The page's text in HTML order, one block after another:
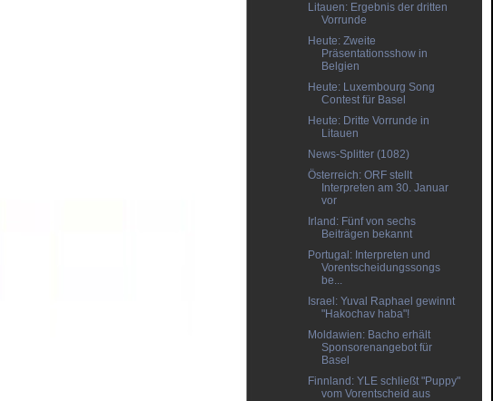
Litauen: Ergebnis der dritten
Vorrunde
Heute: Zweite
Präsentationsshow in
Belgien
Heute: Luxembourg Song
Contest für Basel
Heute: Dritte Vorrunde in
Litauen
News-Splitter (1082)
Österreich: ORF stellt
Interpreten am 30. Januar
vor
Irland: Fünf von sechs
Beiträgen bekannt
Portugal: Interpreten und
Vorentscheidungssongs
be...
Israel: Yuval Raphael gewinnt
"Hakochav haba"!
Moldawien: Bacho erhält
Sponsorenangebot für
Basel
Finnland: YLE schließt "Puppy"
vom Vorentscheid aus